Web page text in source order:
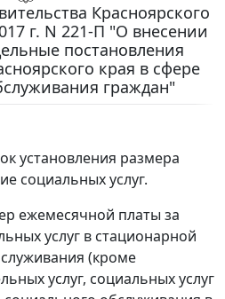
Красноярского
г. N 221-П "О внесении
постановления
края в сфере
граждан"
установления размера
социальных услуг.
ежемесячной платы за
услуг в стационарной
(кроме
услуг, социальных услуг